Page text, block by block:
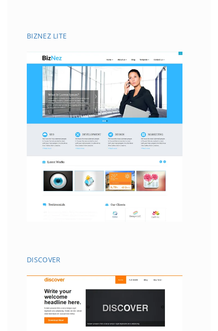
BIZNEZ LITE
DISCOVER